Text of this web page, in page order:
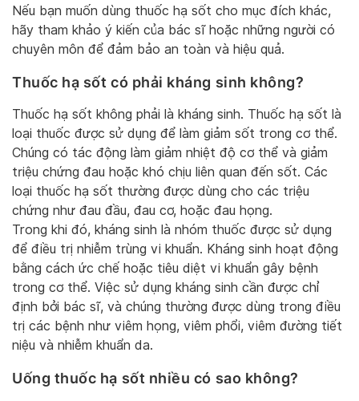
Nếu bạn muốn dùng thuốc hạ sốt cho mục đích khác,
hãy tham khảo ý kiến của bác sĩ hoặc những người có
chuyên môn để đảm bảo an toàn và hiệu quả.
Thuốc hạ sốt có phải kháng sinh không?
Thuốc hạ sốt không phải là kháng sinh. Thuốc hạ sốt là
loại thuốc được sử dụng để làm giảm sốt trong cơ thể.
Chúng có tác động làm giảm nhiệt độ cơ thể và giảm
triệu chứng đau hoặc khó chịu liên quan đến sốt. Các
loại thuốc hạ sốt thường được dùng cho các triệu
chứng như đau đầu, đau cơ, hoặc đau họng.
Trong khi đó, kháng sinh là nhóm thuốc được sử dụng
để điều trị nhiễm trùng vi khuẩn. Kháng sinh hoạt động
bằng cách ức chế hoặc tiêu diệt vi khuẩn gây bệnh
trong cơ thể. Việc sử dụng kháng sinh cần được chỉ
định bởi bác sĩ, và chúng thường được dùng trong điều
trị các bệnh như viêm họng, viêm phổi, viêm đường tiết
niệu và nhiễm khuẩn da.
Uống thuốc hạ sốt nhiều có sao không?